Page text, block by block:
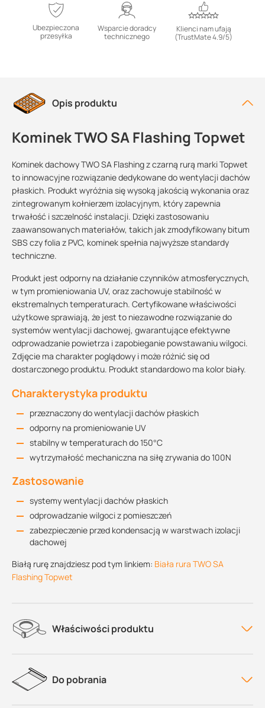
Ubezpieczona
przesyłka
Wsparcie doradcy
technicznego
Klienci nam ufają
(TrustMate 4.9/5)
Opis produktu
Kominek TWO SA Flashing Topwet
Kominek dachowy TWO SA Flashing z czarną rurą marki Topwet
to innowacyjne rozwiązanie dedykowane do wentylacji dachów
płaskich. Produkt wyróżnia się wysoką jakością wykonania oraz
zintegrowanym kołnierzem izolacyjnym, który zapewnia
trwałość i szczelność instalacji. Dzięki zastosowaniu
zaawansowanych materiałów, takich jak zmodyfikowany bitum
SBS czy folia z PVC, kominek spełnia najwyższe standardy
techniczne.
Produkt jest odporny na działanie czynników atmosferycznych,
w tym promieniowania UV, oraz zachowuje stabilność w
ekstremalnych temperaturach. Certyfikowane właściwości
użytkowe sprawiają, że jest to niezawodne rozwiązanie do
systemów wentylacji dachowej, gwarantujące efektywne
odprowadzanie powietrza i zapobieganie powstawaniu wilgoci.
Zdjęcie ma charakter poglądowy i może różnić się od
dostarczonego produktu. Produkt standardowo ma kolor biały.
Charakterystyka produktu
przeznaczony do wentylacji dachów płaskich
odporny na promieniowanie UV
stabilny w temperaturach do 150°C
wytrzymałość mechaniczna na siłę zrywania do 100N
Zastosowanie
systemy wentylacji dachów płaskich
odprowadzanie wilgoci z pomieszczeń
zabezpieczenie przed kondensacją w warstwach izolacji
dachowej
Białą rurę znajdziesz pod tym linkiem: Biała rura TWO SA
Flashing Topwet
Właściwości produktu
Do pobrania